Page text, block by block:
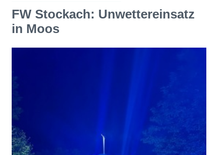
FW Stockach: Unwettereinsatz
in Moos